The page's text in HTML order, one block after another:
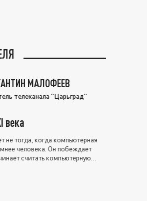
МАЛОФЕЕВ
телеканала "Царьград"
века
тогда, когда компьютерная
человека. Он побеждает
считать компьютерную